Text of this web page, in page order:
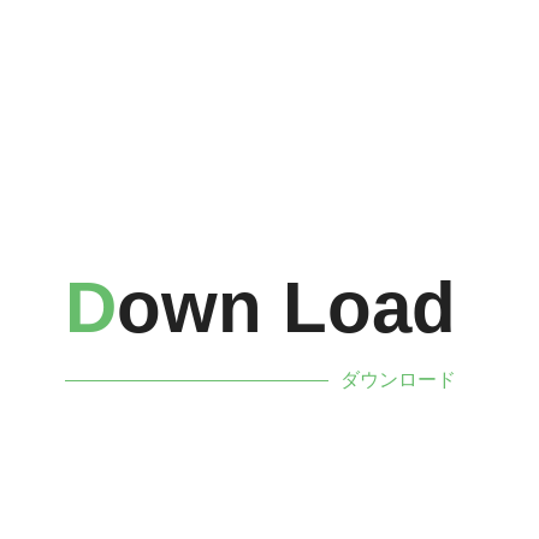
DOwn Load
ダウンロード